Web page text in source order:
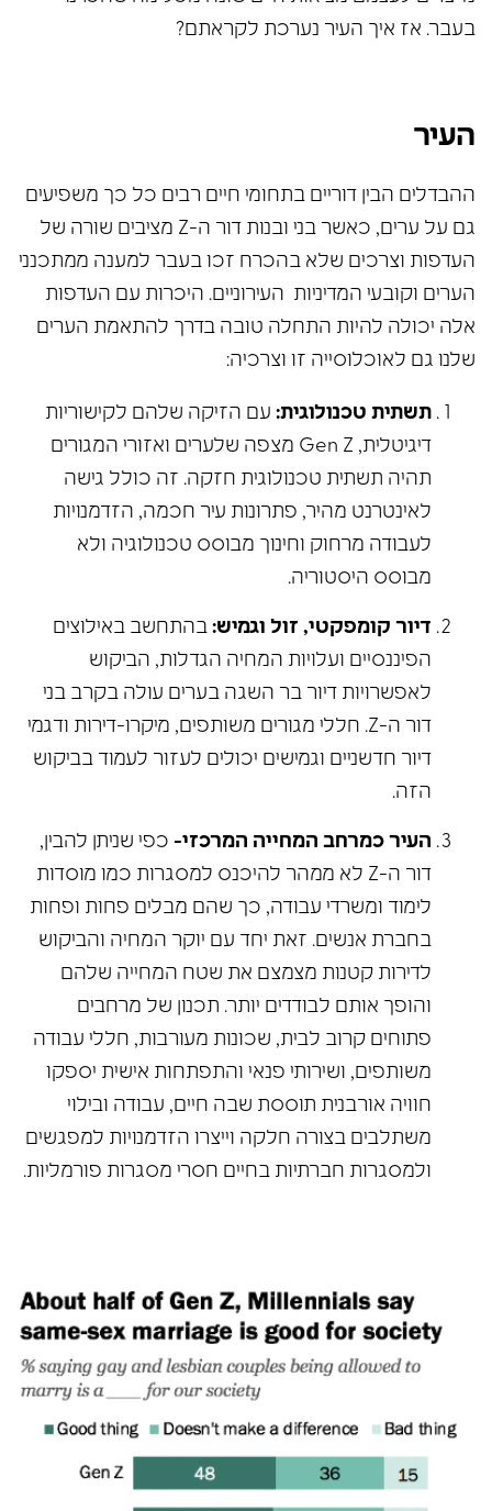
בעבר. אז איך העיר נערכת לקראתם?
העיר
ההבדלים הבין דוריים בתחומי חיים רבים כל כך משפיעים
גם על ערים, כאשר בני ובנות דור ה-Z מציבים שורה של
העדפות וצרכים שלא בהכרח זכו בעבר למענה ממתכנני
הערים וקובעי המדיניות העירוניים. היכרות עם העדפות
אלה יכולה להיות התחלה טובה בדרך להתאמת הערים
שלנו גם לאוכלוסייה זו וצרכיה:
תשתית טכנולוגית: עם הזיקה שלהם לקישוריות
דיגיטלית, Gen Z מצפה שלערים ואזורי המגורים
תהיה תשתית טכנולוגית חזקה. זה כולל גישה
לאינטרנט מהיר, פתרונות עיר חכמה, הזדמנויות
לעבודה מרחוק וחינוך מבוסס טכנולוגיה ולא
מבוסס היסטוריה.
דיור קומפקטי, זול וגמיש: בהתחשב באילוצים
הפיננסיים ועלויות המחיה הגדלות, הביקוש
לאפשרויות דיור בר השגה בערים עולה בקרב בני
דור ה-Z. חללי מגורים משותפים, מיקרו-דירות ודגמי
דיור חדשניים וגמישים יכולים לעזור לעמוד בביקוש
הזה.
העיר כמרחב המחייה המרכזי- כפי שניתן להבין,
דור ה-Z לא ממהר להיכנס למסגרות כמו מוסדות
לימוד ומשרדי עבודה, כך שהם מבלים פחות ופחות
בחברת אנשים. זאת יחד עם יוקר המחיה והביקוש
לדירות קטנות מצמצם את שטח המחייה שלהם
והופך אותם לבודדים יותר. תכנון של מרחבים
פתוחים קרוב לבית, שכונות מעורבות, חללי עבודה
משותפים, ושירותי פנאי והתפתחות אישית יספקו
חוויה אורבנית תוססת שבה חיים, עבודה ובילוי
משתלבים בצורה חלקה וייצרו הזדמנויות למפגשים
ולמסגרות חברתיות בחיים חסרי מסגרות פורמליות.